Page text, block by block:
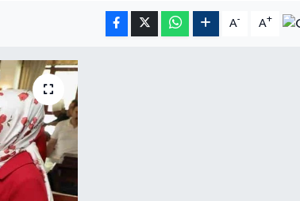
A- A+